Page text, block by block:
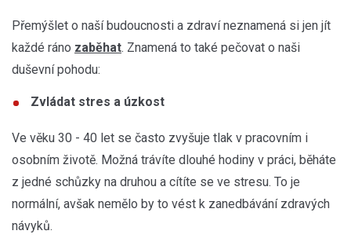
Přemýšlet o naší budoucnosti a zdraví neznamená si jen jít
každé ráno zaběhat. Znamená to také pečovat o naši
duševní pohodu:
Zvládat stres a úzkost
Ve věku 30 - 40 let se často zvyšuje tlak v pracovním i
osobním životě. Možná trávíte dlouhé hodiny v práci, běháte
z jedné schůzky na druhou a cítíte se ve stresu. To je
normální, avšak nemělo by to vést k zanedbávání zdravých
návyků.